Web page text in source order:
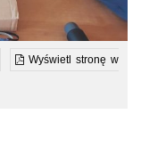
Wyświetl stronę w